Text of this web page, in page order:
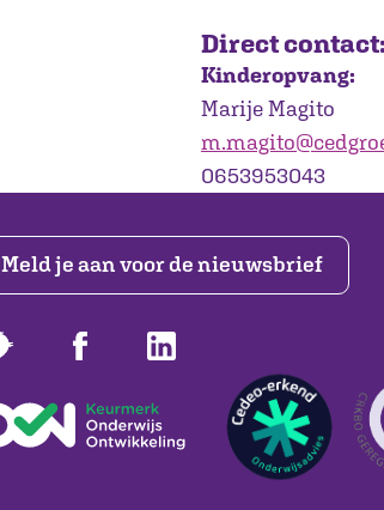
Direct contact:
Kinderopvang:
Marije Magito
0653953043
Meld je aan voor de nieuwsbrief